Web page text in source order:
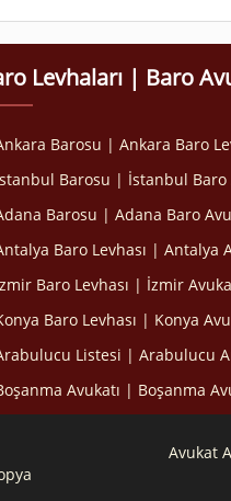
Levhaları | Baro
Barosu | Ankara Baro
Barosu | İstanbul Baro
Barosu | Adana Baro
Baro Levhası | Antalya
Baro Levhası | İzmir
Baro Levhası | Konya
Listesi | Arabulucu
Avukatı | Boşanma
Avukat